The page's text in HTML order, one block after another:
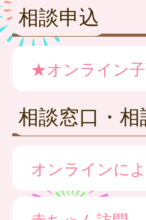
相談申込
★オンライン
相談窓口・相
オンラインに